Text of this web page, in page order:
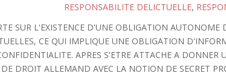
RESPONSABILITE DELICTUELLE,
SUR L'EXISTENCE D'UNE OBLIGATION AUTONOME
CE QUI IMPLIQUE UNE OBLIGATION
APRES S'ETRE ATTACHE A DONNER
DROIT ALLEMAND AVEC LA NOTION DE SECRET